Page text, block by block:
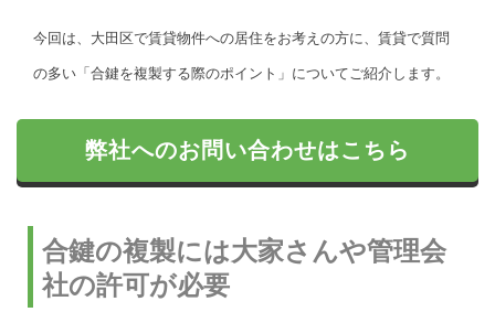
今回は、大田区で賃貸物件への居住をお考えの方に、賃貸で質問
の多い「合鍵を複製する際のポイント」についてご紹介します。
弊社へのお問い合わせはこちら
合鍵の複製には大家さんや管理会
社の許可が必要